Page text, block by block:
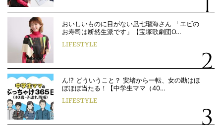
おいしいものに目がない凪七瑠海さん 「エビの
お寿司は断然生派です」【宝塚歌劇団O…
LIFESTYLE
ん!? どういうこと？ 安堵から一転、女の勘はほ
ぼほぼ当たる！【中学生ママ（40…
LIFESTYLE